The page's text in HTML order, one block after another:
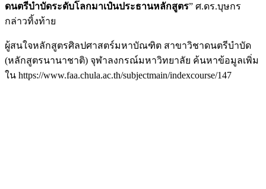
ดนตรีบำบัดระดับโลกมาเป๋นประธานหลักสูตร” ศ.ดร.บุษกร
กล่าวทิ้งท้าย
ผู้สนใจหลักสูตรศิลปศาสตร์มหาบัณฑิต สาขาวิชาดนตรีบำบัด
(หลักสูตรนานาชาติ) จุฬาลงกรณ์มหาวิทยาลัย ค้นหาข้อมูลเพิ่ม
ใน https://www.faa.chula.ac.th/subjectmain/indexcourse/147